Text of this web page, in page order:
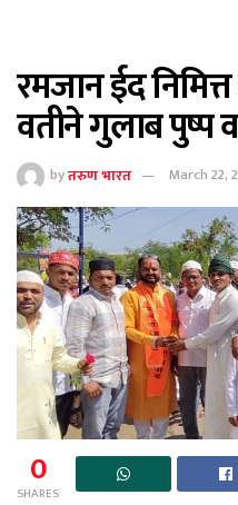
रमजान ईद
वतीने गुलाब पुष्प
byतरुण भारत March 22,
0
SHARES